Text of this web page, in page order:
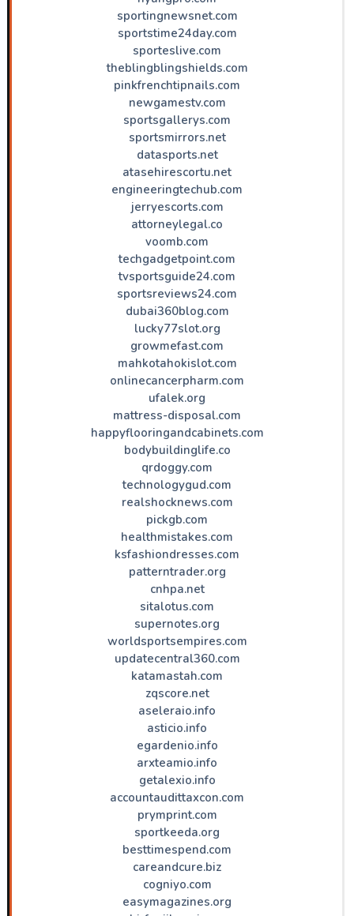
sportingnewsnet.com
sportstime24day.com
sporteslive.com
theblingblingshields.com
pinkfrenchtipnails.com
newgamestv.com
sportsgallerys.com
sportsmirrors.net
datasports.net
atasehirescortu.net
engineeringtechub.com
jerryescorts.com
attorneylegal.co
voomb.com
techgadgetpoint.com
tvsportsguide24.com
sportsreviews24.com
dubai360blog.com
lucky77slot.org
growmefast.com
mahkotahokislot.com
onlinecancerpharm.com
ufalek.org
mattress-disposal.com
happyflooringandcabinets.com
bodybuildinglife.co
qrdoggy.com
technologygud.com
realshocknews.com
pickgb.com
healthmistakes.com
ksfashiondresses.com
patterntrader.org
cnhpa.net
sitalotus.com
supernotes.org
worldsportsempires.com
updatecentral360.com
katamastah.com
zqscore.net
aseleraio.info
asticio.info
egardenio.info
arxteamio.info
getalexio.info
accountaudittaxcon.com
prymprint.com
sportkeeda.org
besttimespend.com
careandcure.biz
cogniyo.com
easymagazines.org